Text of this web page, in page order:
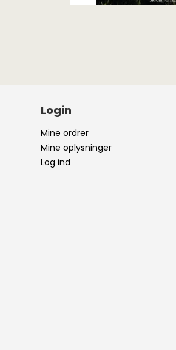
Login
Mine ordrer
Mine oplysninger
Log ind